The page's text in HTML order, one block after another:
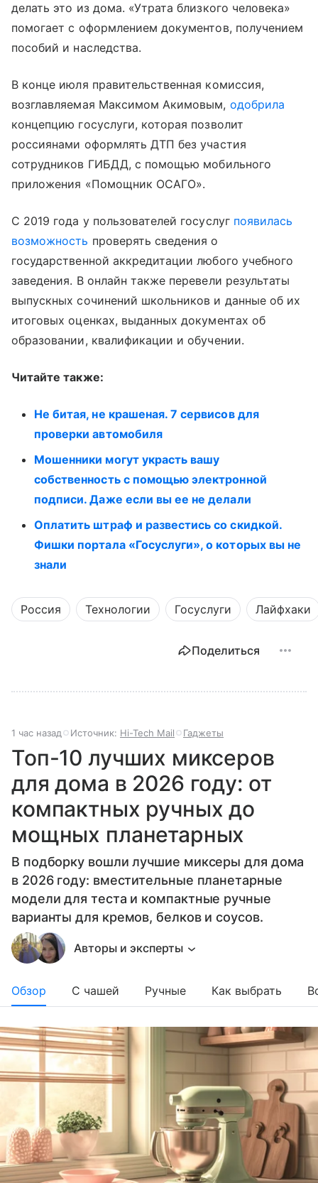
делать это из дома. «Утрата близкого человека»
помогает с оформлением документов, получением
пособий и наследства.
В конце июля правительственная комиссия,
возглавляемая Максимом Акимовым, одобрила
концепцию госуслуги, которая позволит
россиянами оформлять ДТП без участия
сотрудников ГИБДД, с помощью мобильного
приложения «Помощник ОСАГО».
С 2019 года у пользователей госуслуг появилась
возможность проверять сведения о
государственной аккредитации любого учебного
заведения. В онлайн также перевели результаты
выпускных сочинений школьников и данные об их
итоговых оценках, выданных документах об
образовании, квалификации и обучении.
Читайте также:
Не битая, не крашеная. 7 сервисов для
проверки автомобиля
Мошенники могут украсть вашу
собственность с помощью электронной
подписи. Даже если вы ее не делали
Оплатить штраф и развестись со скидкой.
Фишки портала «Госуслуги», о которых вы не
знали
Россия Технологии Госуслуги Лайфхаки
Поделиться
1 час назад Источник: Hi-Tech Mail Гаджеты
Топ-10 лучших миксеров
для дома в 2026 году: от
компактных ручных до
мощных планетарных
В подборку вошли лучшие миксеры для дома
в 2026 году: вместительные планетарные
модели для теста и компактные ручные
варианты для кремов, белков и соусов.
Авторы и эксперты
Обзор С чашей Ручные Как выбрать